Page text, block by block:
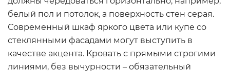
белый пол и потолок, а поверхность стен серая.
Современный шкаф яркого цвета или купе со
стеклянными фасадами могут выступить в
качестве акцента. Кровать с прямыми строгими
линиями, без вычурности – обязательный